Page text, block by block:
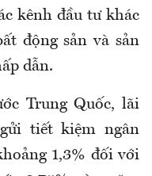
kênh đầu tư khác
động sản và sản
dẫn.
Trung Quốc, lãi
tiết kiệm ngân
1,3% đối với